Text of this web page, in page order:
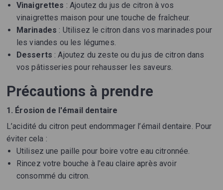
Vinaigrettes : Ajoutez du jus de citron à vos
vinaigrettes maison pour une touche de fraîcheur.
Marinades : Utilisez le citron dans vos marinades pour
les viandes ou les légumes.
Desserts : Ajoutez du zeste ou du jus de citron dans
vos pâtisseries pour rehausser les saveurs.
Précautions à prendre
1. Érosion de l'émail dentaire
L’acidité du citron peut endommager l’émail dentaire. Pour
éviter cela :
Utilisez une paille pour boire votre eau citronnée.
Rincez votre bouche à l'eau claire après avoir
consommé du citron.